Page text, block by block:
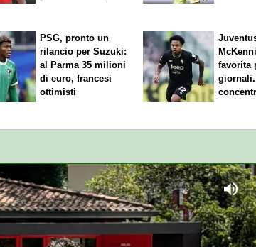
PSG, pronto un
rilancio per Suzuki:
al Parma 35 milioni
di euro, francesi
ottimisti
favorita